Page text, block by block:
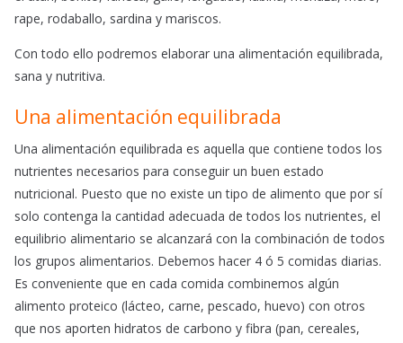
rape, rodaballo, sardina y mariscos.
Con todo ello podremos elaborar una alimentación equilibrada,
sana y nutritiva.
Una alimentación equilibrada
Una alimentación equilibrada es aquella que contiene todos los
nutrientes necesarios para conseguir un buen estado
nutricional. Puesto que no existe un tipo de alimento que por sí
solo contenga la cantidad adecuada de todos los nutrientes, el
equilibrio alimentario se alcanzará con la combinación de todos
los grupos alimentarios. Debemos hacer 4 ó 5 comidas diarias.
Es conveniente que en cada comida combinemos algún
alimento proteico (lácteo, carne, pescado, huevo) con otros
que nos aporten hidratos de carbono y fibra (pan, cereales,